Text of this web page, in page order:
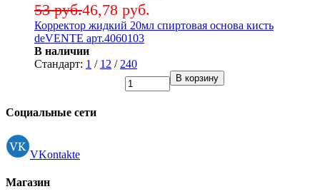
46,78 руб.
53 руб.
Корректор жидкий 20мл спиртовая основа кисть
deVENTE арт.4060103
В наличии
Стандарт: 1 / 12 / 240
В корзину
Социальные сети
VKontakte
Магазин